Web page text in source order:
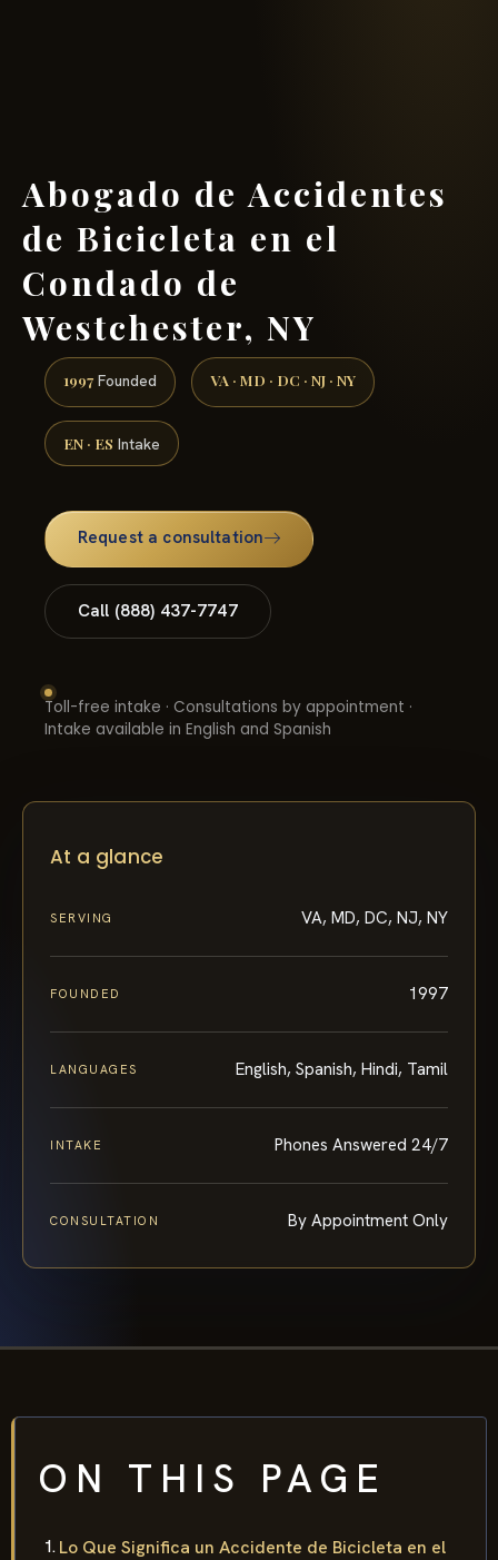
Abogado de Accidentes
de Bicicleta en el
Condado de
Westchester, NY
1997 Founded VA · MD · DC · NJ · NY
EN · ES Intake
Request a consultation
Call (888) 437-7747
Toll-free intake · Consultations by appointment ·
Intake available in English and Spanish
At a glance
SERVING VA, MD, DC, NJ, NY
FOUNDED 1997
LANGUAGES English, Spanish, Hindi, Tamil
INTAKE Phones Answered 24/7
CONSULTATION By Appointment Only
ON THIS PAGE
Lo Que Significa un Accidente de Bicicleta en el